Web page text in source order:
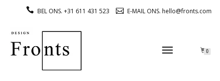
BEL ONS. +31 611 431 523 E-MAIL ONS. hello@fronts.com
TOGGLE
0